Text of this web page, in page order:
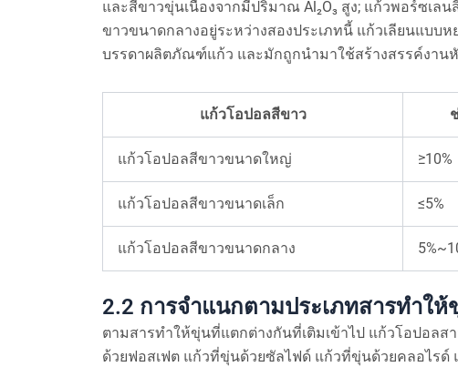
และสีขาวขุ่นเนื่องจากมีปริมาณ Al₂O₃ สูง; แก้วพอร์ซเ
ขาวขนาดกลางอยู่ระหว่างสองประเภทนี้ แก้วเลียนแบ
บรรดาผลิตภัณฑ์แก้ว และมักถูกนำมาใช้สร้างสรรค์งาน
แก้วโอปอลสีขาว
แก้วโอปอลสีขาวขนาดใหญ่ ≥10%
แก้วโอปอลสีขาวขนาดเล็ก ≤5%
แก้วโอปอลสีขาวขนาดกลาง
2.2 การจำแนกตามประเภทสารทำให้
ตามสารทำให้ขุ่นที่แตกต่างกันที่เติมเข้าไป แก้วโอปอล
ด้วยฟอสเฟต แก้วที่ขุ่นด้วยซัลไฟด์ แก้วที่ขุ่นด้วยคลอไรด์